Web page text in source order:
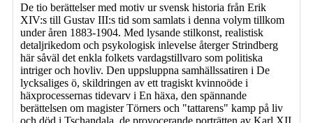
De tio berättelser med motiv ur svensk historia från Erik
XIV:s till Gustav III:s tid som samlats i denna volym tillkom
under åren 1883-1904. Med lysande stilkonst, realistisk
detaljrikedom och psykologisk inlevelse återger Strindberg
här såväl det enkla folkets vardagstillvaro som politiska
intriger och hovliv. Den uppsluppna samhällssatiren i De
lycksaliges ö, skildringen av ett tragiskt kvinnoöde i
häxprocessernas tidevarv i En häxa, den spännande
berättelsen om magister Törners och "tattarens" kamp på liv
och död i Tschandala, de provocerande porträtten av Karl XII